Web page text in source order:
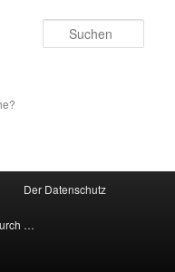
Der Datenschutz
…